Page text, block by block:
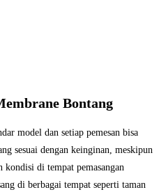
Bontang
model dan setiap pemesan bisa
sesuai dengan keinginan, meskipun
kondisi di tempat pemasangan
di berbagai tempat seperti taman